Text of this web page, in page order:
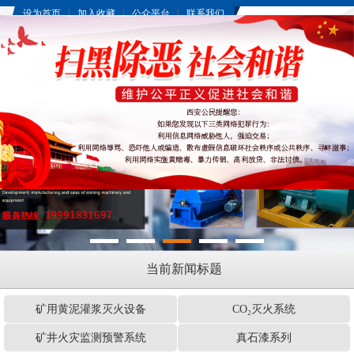
设为首页 | 加入收藏 | 公众平台 | 联系我们
当前新闻标题
矿用黄泥灌浆灭火设备 CO₂灭火系统
矿井火灾监测预警系统 真石漆系列